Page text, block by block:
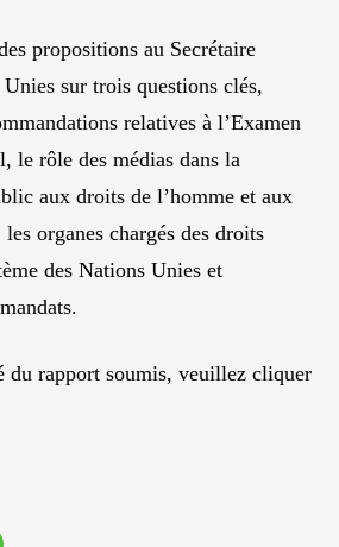
propositions au Secrétaire
sur trois questions clés,
relatives à l’Examen
le rôle des médias dans la
aux droits de l’homme et aux
organes chargés des droits
des Nations Unies et
du rapport soumis, veuillez cliquer